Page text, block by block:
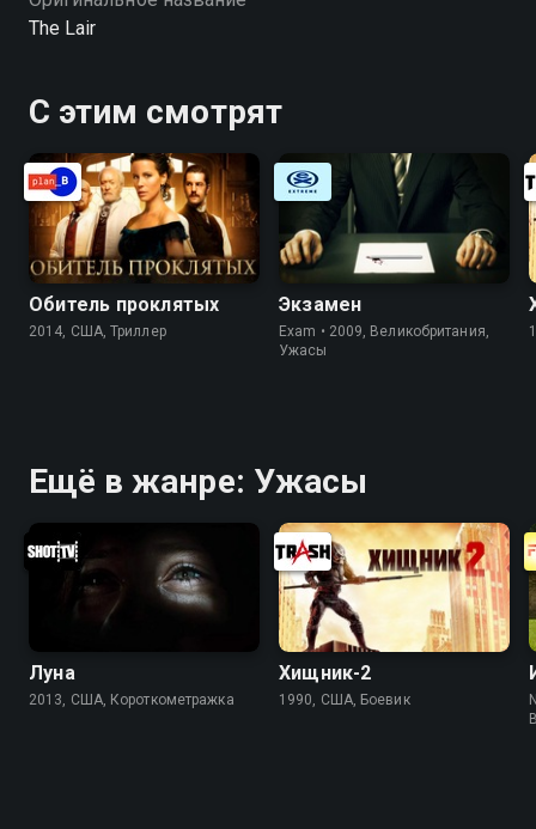
The Lair
С этим смотрят
Обитель проклятых
2014, США, Триллер
Экзамен
Exam • 2009, Великобритания,
Ужасы
Ещё в жанре: Ужасы
Луна
2013, США, Короткометражка
Хищник-2
1990, США, Боевик